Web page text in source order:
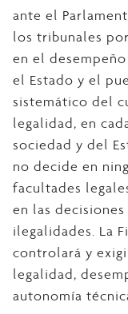
ante el
los tribunales
en el
el Estado y el
sistemático del
legalidad, en
sociedad y del
no decide en
facultades
en las
ilegalidades. La
controlará y
legalidad,
autonomía